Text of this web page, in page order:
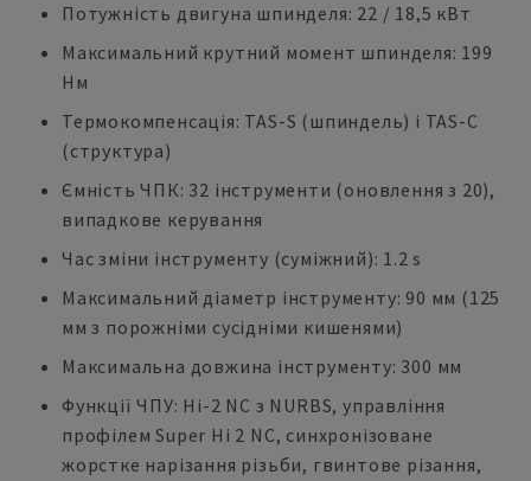
Потужність двигуна шпинделя: 22 / 18,5 кВт
Максимальний крутний момент шпинделя: 199
Нм
Термокомпенсація: TAS-S (шпиндель) і TAS-C
(структура)
Ємність ЧПК: 32 інструменти (оновлення з 20),
випадкове керування
Час зміни інструменту (суміжний): 1.2 s
Максимальний діаметр інструменту: 90 мм (125
мм з порожніми сусідніми кишенями)
Максимальна довжина інструменту: 300 мм
Функції ЧПУ: Hi-2 NC з NURBS, управління
профілем Super Hi 2 NC, синхронізоване
жорстке нарізання різьби, гвинтове різання,